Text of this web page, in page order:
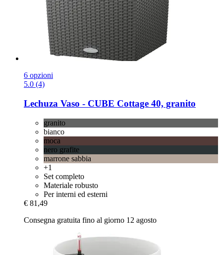
6 opzioni
5.0 (4)
Lechuza Vaso -​ CUBE Cottage 40, granito
granito
bianco
moca
nero grafite
marrone sabbia
+1
Set completo
Materiale robusto
Per interni ed esterni
€ 81,49
Consegna gratuita fino al giorno 12 agosto